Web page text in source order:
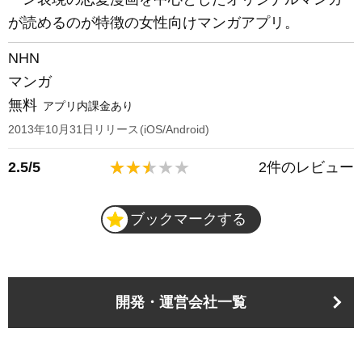
が読めるのが特徴の女性向けマンガアプリ。
NHN
マンガ
無料 アプリ内課金あり
2013年10月31日 リリース iOS/Android
2.5/5 2件のレビュー
ブックマークする
開発・運営会社一覧